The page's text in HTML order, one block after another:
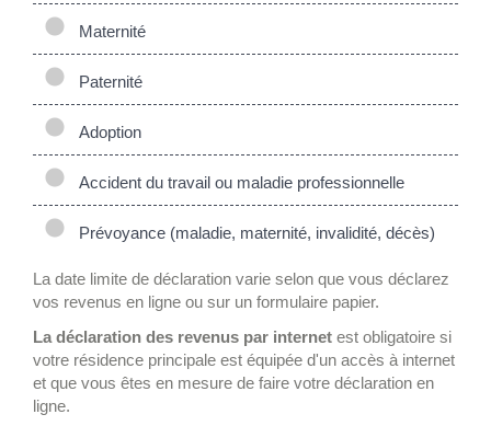
Maternité
Paternité
Adoption
Accident du travail ou maladie professionnelle
Prévoyance (maladie, maternité, invalidité, décès)
La date limite de déclaration varie selon que vous déclarez
vos revenus en ligne ou sur un formulaire papier.
La déclaration des revenus par internet est obligatoire si
votre résidence principale est équipée d'un accès à internet
et que vous êtes en mesure de faire votre déclaration en
ligne.